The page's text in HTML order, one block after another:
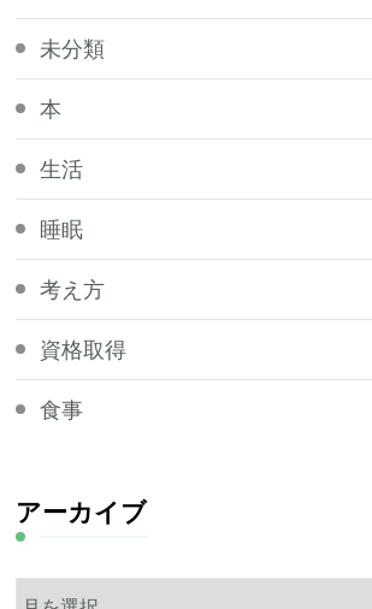
未分類
本
生活
睡眠
考え方
資格取得
食事
アーカイブ
ア